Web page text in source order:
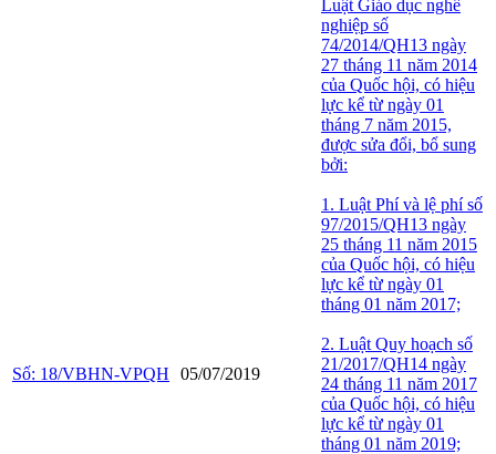
Số: 18/VBHN-VPQH 05/07/2019
Luật Giáo dục nghề
nghiệp số
74/2014/QH13 ngày
27 tháng 11 năm 2014
của Quốc hội, có hiệu
lực kể từ ngày 01
tháng 7 năm 2015,
được sửa đổi, bổ sung
bởi:
1. Luật Phí và lệ phí số
97/2015/QH13 ngày
25 tháng 11 năm 2015
của Quốc hội, có hiệu
lực kể từ ngày 01
tháng 01 năm 2017;
2. Luật Quy hoạch số
21/2017/QH14 ngày
24 tháng 11 năm 2017
của Quốc hội, có hiệu
lực kể từ ngày 01
tháng 01 năm 2019;